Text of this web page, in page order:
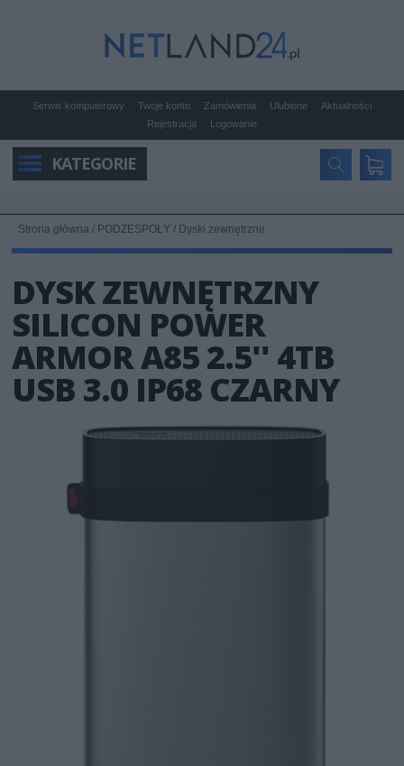
Serwis komputerowy Twoje konto Zamówienia Ulubione
Aktualności
Rejestracja
Logowanie
KATEGORIE
Strona główna / PODZESPOŁY / Dyski zewnętrzne
DYSK ZEWNĘTRZNY
SILICON POWER
ARMOR A85 2.5'' 4TB
USB 3.0 IP68 CZARNY